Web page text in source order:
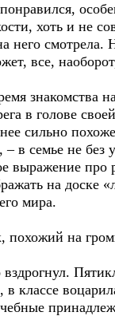
хоть и не
него
все,
знакомства
в голове
нее сильно
– в семье не
выражение
на
мира.
похожий на
в классе